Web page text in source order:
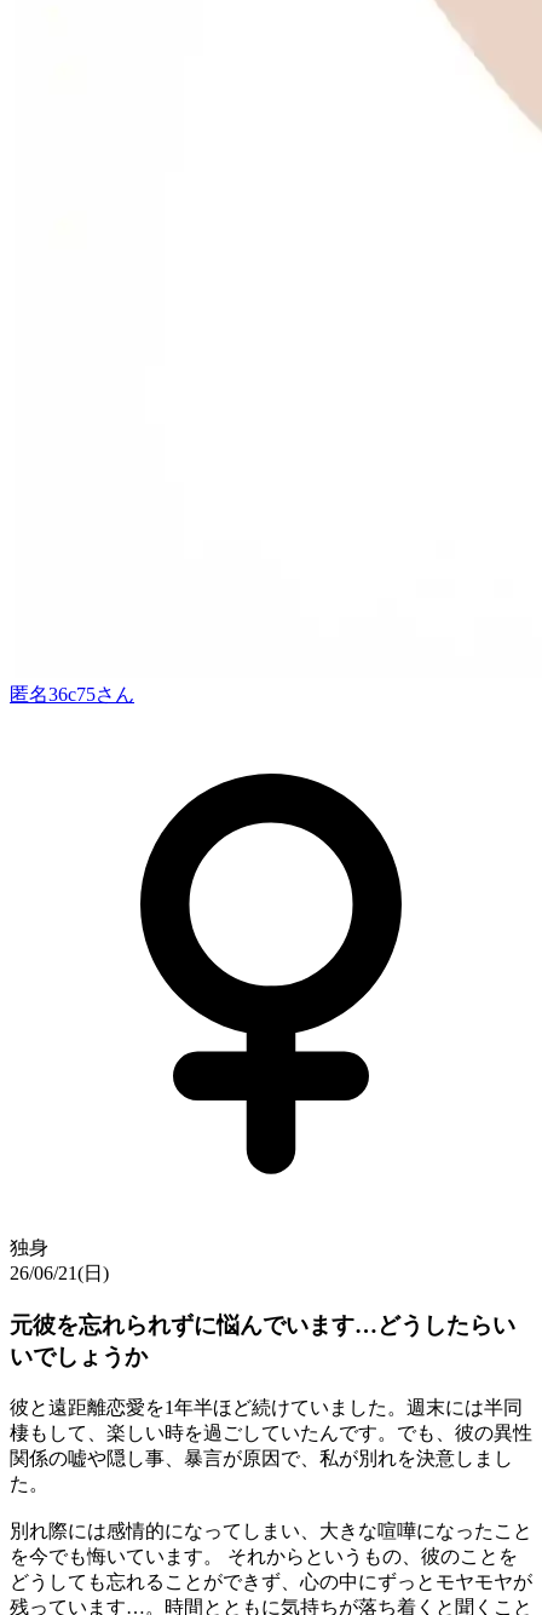
匿名36c75さん
独身
26/06/21(日)
元彼を忘れられずに悩んでいます…どうしたらい
いでしょうか
彼と遠距離恋愛を1年半ほど続けていました。週末には半同
棲もして、楽しい時を過ごしていたんです。でも、彼の異性
関係の嘘や隠し事、暴言が原因で、私が別れを決意しまし
た。
別れ際には感情的になってしまい、大きな喧嘩になったこと
を今でも悔いています。 それからというもの、彼のことを
どうしても忘れることができず、心の中にずっとモヤモヤが
残っています…。時間とともに気持ちが落ち着くと聞くこと